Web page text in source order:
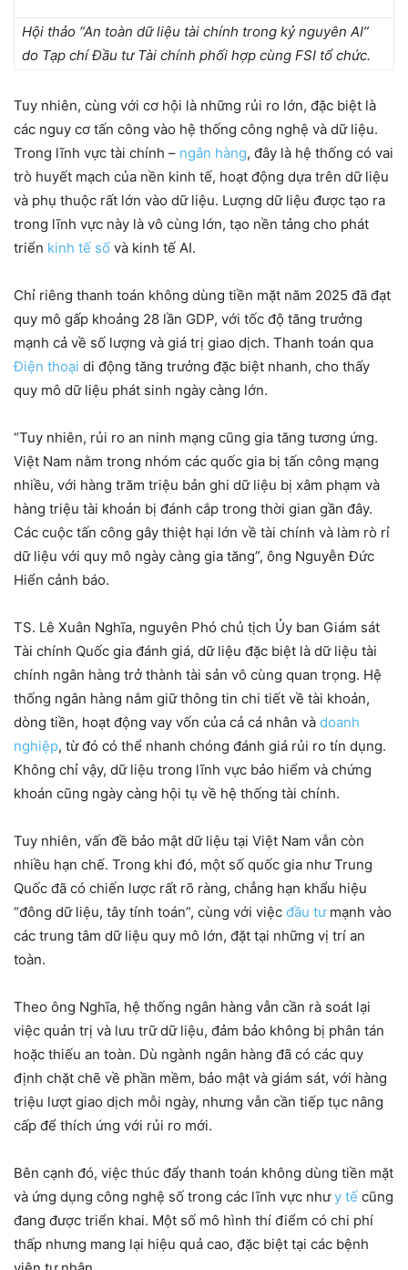
Hội thảo “An toàn dữ liệu tài chính trong kỷ nguyên AI”
do Tạp chí Đầu tư Tài chính phối hợp cùng FSI tổ chức.
Tuy nhiên, cùng với cơ hội là những rủi ro lớn, đặc biệt là
các nguy cơ tấn công vào hệ thống công nghệ và dữ liệu.
Trong lĩnh vực tài chính – ngân hàng, đây là hệ thống có vai
trò huyết mạch của nền kinh tế, hoạt động dựa trên dữ liệu
và phụ thuộc rất lớn vào dữ liệu. Lượng dữ liệu được tạo ra
trong lĩnh vực này là vô cùng lớn, tạo nền tảng cho phát
triển kinh tế số và kinh tế AI.
Chỉ riêng thanh toán không dùng tiền mặt năm 2025 đã đạt
quy mô gấp khoảng 28 lần GDP, với tốc độ tăng trưởng
mạnh cả về số lượng và giá trị giao dịch. Thanh toán qua
Điện thoại di động tăng trưởng đặc biệt nhanh, cho thấy
quy mô dữ liệu phát sinh ngày càng lớn.
“Tuy nhiên, rủi ro an ninh mạng cũng gia tăng tương ứng.
Việt Nam nằm trong nhóm các quốc gia bị tấn công mạng
nhiều, với hàng trăm triệu bản ghi dữ liệu bị xâm phạm và
hàng triệu tài khoản bị đánh cắp trong thời gian gần đây.
Các cuộc tấn công gây thiệt hại lớn về tài chính và làm rò rỉ
dữ liệu với quy mô ngày càng gia tăng”, ông Nguyễn Đức
Hiển cảnh báo.
TS. Lê Xuân Nghĩa, nguyên Phó chủ tịch Ủy ban Giám sát
Tài chính Quốc gia đánh giá, dữ liệu đặc biệt là dữ liệu tài
chính ngân hàng trở thành tài sản vô cùng quan trọng. Hệ
thống ngân hàng nắm giữ thông tin chi tiết về tài khoản,
dòng tiền, hoạt động vay vốn của cả cá nhân và doanh
nghiệp, từ đó có thể nhanh chóng đánh giá rủi ro tín dụng.
Không chỉ vậy, dữ liệu trong lĩnh vực bảo hiểm và chứng
khoán cũng ngày càng hội tụ về hệ thống tài chính.
Tuy nhiên, vấn đề bảo mật dữ liệu tại Việt Nam vẫn còn
nhiều hạn chế. Trong khi đó, một số quốc gia như Trung
Quốc đã có chiến lược rất rõ ràng, chẳng hạn khẩu hiệu
“đông dữ liệu, tây tính toán”, cùng với việc đầu tưmạnh vào
các trung tâm dữ liệu quy mô lớn, đặt tại những vị trí an
toàn.
Theo ông Nghĩa, hệ thống ngân hàng vẫn cần rà soát lại
việc quản trị và lưu trữ dữ liệu, đảm bảo không bị phân tán
hoặc thiếu an toàn. Dù ngành ngân hàng đã có các quy
định chặt chẽ về phần mềm, bảo mật và giám sát, với hàng
triệu lượt giao dịch mỗi ngày, nhưng vẫn cần tiếp tục nâng
cấp để thích ứng với rủi ro mới.
Bên cạnh đó, việc thúc đẩy thanh toán không dùng tiền mặt
và ứng dụng công nghệ số trong các lĩnh vực nhưy tế cũng
đang được triển khai. Một số mô hình thí điểm có chi phí
thấp nhưng mang lại hiệu quả cao, đặc biệt tại các bệnh